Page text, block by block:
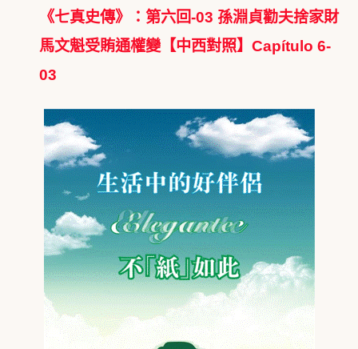
《七真史傳》：第六回-03 孫淵貞勸夫捨家財
馬文魁受賄通權變【中西對照】Capítulo 6-
03